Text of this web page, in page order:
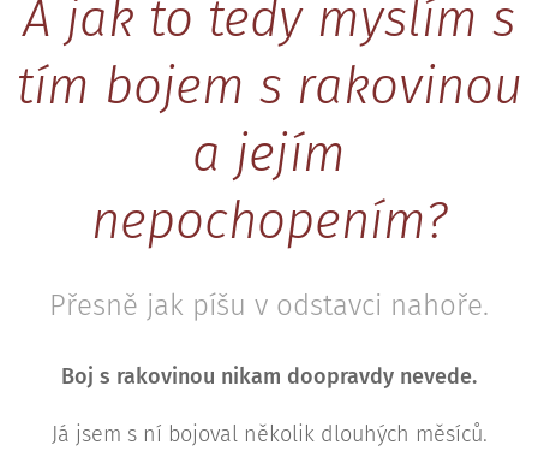
A jak to tedy myslím s
tím bojem s rakovinou
a jejím
nepochopením?
Přesně jak píšu v odstavci nahoře.
Boj s rakovinou nikam doopravdy nevede.
Já jsem s ní bojoval několik dlouhých měsíců.